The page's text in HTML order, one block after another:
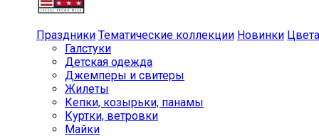
Праздники Тематические коллекции Новинки Цвета
Галстуки
Детская одежда
Джемперы и свитеры
Жилеты
Кепки, козырьки, панамы
Куртки, ветровки
Майки